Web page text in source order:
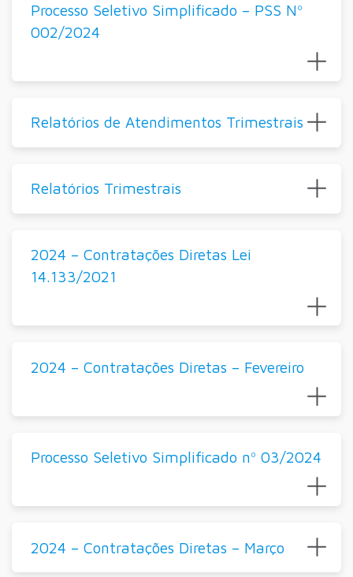
Processo Seletivo Simplificado – PSS Nº
002/2024
Relatórios de Atendimentos Trimestrais
Relatórios Trimestrais
2024 – Contratações Diretas Lei
14.133/2021
2024 – Contratações Diretas – Fevereiro
Processo Seletivo Simplificado nº 03/2024
2024 – Contratações Diretas – Março